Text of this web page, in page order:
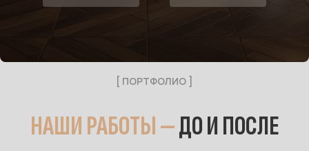
[ ПОРТФОЛИО ]
НАШИ РАБОТЫ —ДО И ПОСЛЕ